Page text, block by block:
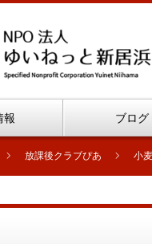
報 ブログ
放課後クラブぴあ 小